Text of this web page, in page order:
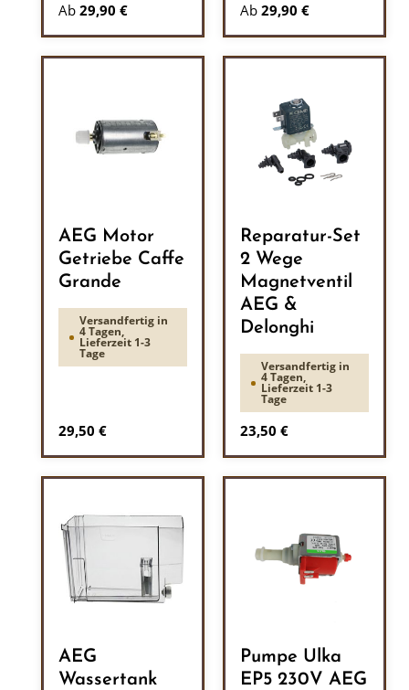
Ab 29,90 € Ab 29,90 €
AEG Motor
Getriebe Caffe
Grande
Versandfertig in
4 Tagen,
Lieferzeit 1-3
Tage
Regulärer Preis:
29,50 €
Reparatur-Set
2 Wege
Magnetventil
AEG &
Delonghi
Versandfertig in
4 Tagen,
Lieferzeit 1-3
Tage
Regulärer Preis:
23,50 €
AEG
Wassertank
Pumpe Ulka
EP5 230V AEG